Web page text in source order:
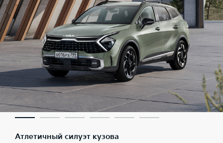
Атлетичный силуэт кузова